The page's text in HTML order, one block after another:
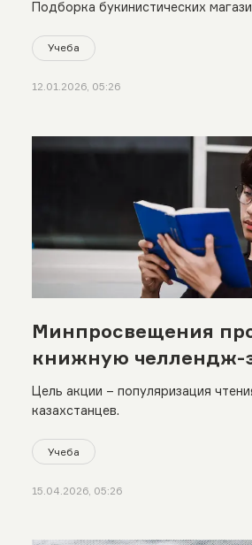
Подборка букинистических
Учеба
12.01.2026, 05:26
Минпросвещения
книжную челлендж-
Цель акции – популяризация
казахстанцев.
Учеба
15.04.2026, 05:26